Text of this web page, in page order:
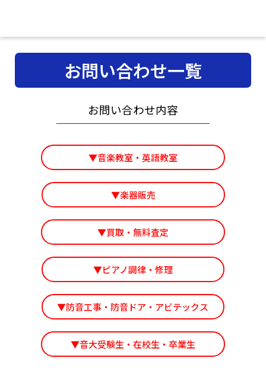
お問い合わせ一覧
お問い合わせ内容
▼音楽教室・英語教室
▼楽器販売
▼買取・無料査定
▼ピアノ調律・修理
▼防音工事・防音ドア・アビテックス
▼音大受験生・在校生・卒業生